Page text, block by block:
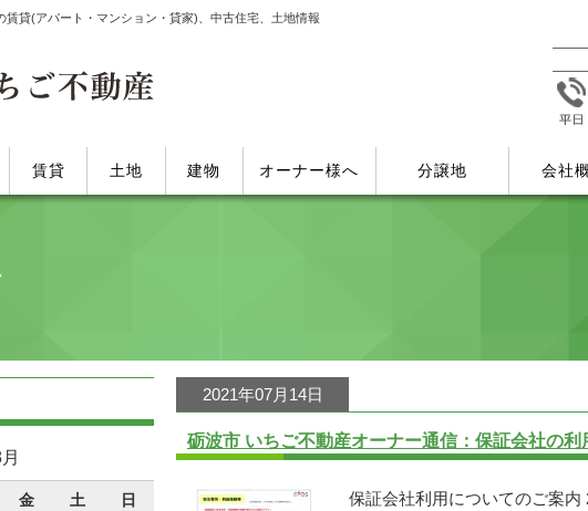
貸(アパート・マンション・貸家)、中古住宅、土地情報
賃貸 土地 建物 オーナー様へ 分譲地 会社
2021年07月14日
砺波市 いちご不動産オーナー通信：保証会社の利
保証会社利用についてのご案内
金 土 日